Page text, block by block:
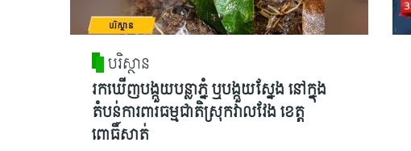
បរិស្ថាន
រកឃើញបង្កួយបន្លាភ្នំ ឬបង្កួយស្នែង នៅក្នុង
តំបន់ការពារធម្មជាតិស្រុកវាលវែង ខេត្ត
ពោធិ៍សាត់